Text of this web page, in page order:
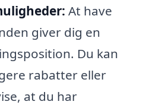
At have
giver dig en
Du kan
rabatter eller
at du har